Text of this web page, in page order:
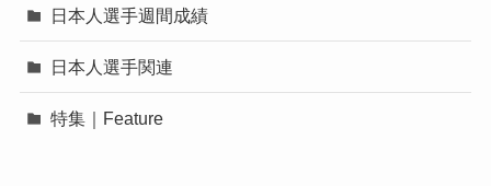
日本人選手週間成績
日本人選手関連
特集｜Feature